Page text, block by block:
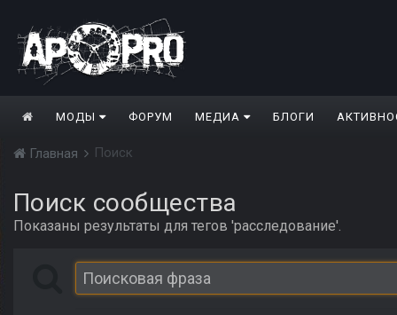
МОДЫ ФОРУМ МЕДИА БЛОГИ
Главная Поиск
Поиск сообщества
Показаны результаты для тегов 'расследование'.